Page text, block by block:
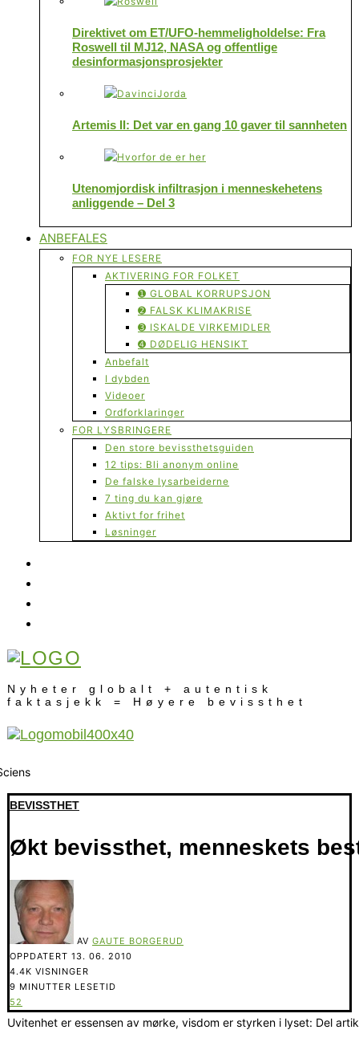
Direktivet om ET/UFO-hemmeligholdelse: Fra
Roswell til MJ12, NASA og offentlige
desinformasjonsprosjekter
Artemis II: Det var en gang 10 gaver til sannheten
Utenomjordisk infiltrasjon i menneskehetens
anliggende – Del 3
ANBEFALES
FOR NYE LESERE
AKTIVERING FOR FOLKET
➊ GLOBAL KORRUPSJON
➋ FALSK KLIMAKRISE
➌ ISKALDE VIRKEMIDLER
➍ DØDELIG HENSIKT
Anbefalt
I dybden
Videoer
Ordforklaringer
FOR LYSBRINGERE
Den store bevissthetsguiden
12 tips: Bli anonym online
De falske lysarbeiderne
7 ting du kan gjøre
Aktivt for frihet
Løsninger
Nyheter globalt + autentisk
faktasjekk = Høyere bevissthet
BEVISSTHET
Økt bevissthet, menneskets
AV GAUTE BORGERUD
OPPDATERT 13. 06. 2010
4.4K VISNINGER
9 MINUTTER LESETID
52
Uvitenhet er essensen av mørke, visdom er styrken i lyset: Del